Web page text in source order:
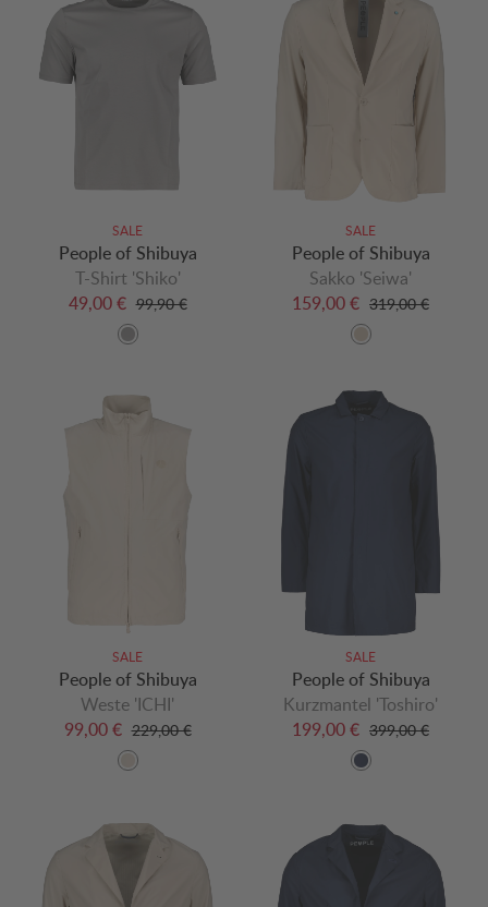
SALE
People of Shibuya
T-Shirt 'Shiko'
49,00 € 99,90 €
SALE
People of Shibuya
Sakko 'Seiwa'
159,00 € 319,00 €
SALE
People of Shibuya
Weste 'ICHI'
99,00 € 229,00 €
SALE
People of Shibuya
Kurzmantel 'Toshiro'
199,00 € 399,00 €